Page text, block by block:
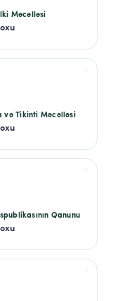
Məcəlləsi
və Tikinti Məcəlləsi
Qanunu